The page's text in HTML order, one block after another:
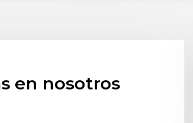
en nosotros